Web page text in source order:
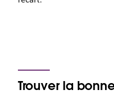
Trouver la